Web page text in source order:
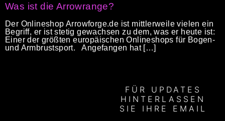
Was ist die Arrowrange?
Der Onlineshop Arrowforge.de ist mittlerweile vielen ein
Begriff, er ist stetig gewachsen zu dem, was er heute ist:
Einer der größten europäischen Onlineshops für Bogen-
und Armbrustsport. Angefangen hat […]
FÜR UPDATES
HINTERLASSEN
SIE IHRE EMAIL